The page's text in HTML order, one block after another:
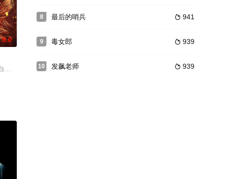
9.0
身妖性前往快活城寻丹，受殷夫子蛊惑，错杀了善良且深爱自己的女妖小红癫
8  941
最后的哨兵
9  939
毒女郎
10  939
发飙老师